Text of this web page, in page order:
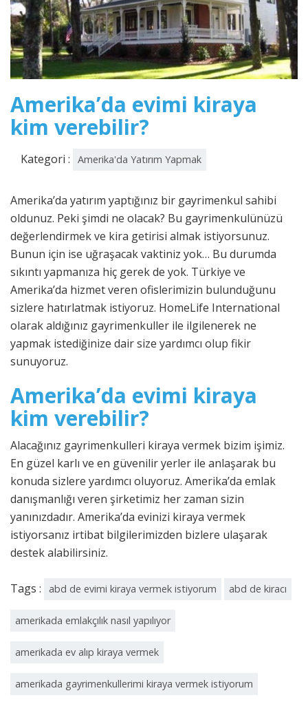
Amerika’da evimi kiraya
kim verebilir?
Kategori : Amerika'da Yatırım Yapmak
Amerika’da yatırım yaptığınız bir gayrimenkul sahibi
oldunuz. Peki şimdi ne olacak? Bu gayrimenkulünüzü
değerlendirmek ve kira getirisi almak istiyorsunuz.
Bunun için ise uğraşacak vaktiniz yok… Bu durumda
sıkıntı yapmanıza hiç gerek de yok. Türkiye ve
Amerika’da hizmet veren ofislerimizin bulunduğunu
sizlere hatırlatmak istiyoruz. HomeLife International
olarak aldığınız gayrimenkuller ile ilgilenerek ne
yapmak istediğinize dair size yardımcı olup fikir
sunuyoruz.
Amerika’da evimi kiraya
kim verebilir?
Alacağınız gayrimenkulleri kiraya vermek bizim işimiz.
En güzel karlı ve en güvenilir yerler ile anlaşarak bu
konuda sizlere yardımcı oluyoruz. Amerika’da emlak
danışmanlığı veren şirketimiz her zaman sizin
yanınızdadır. Amerika’da evinizi kiraya vermek
istiyorsanız irtibat bilgilerimizden bizlere ulaşarak
destek alabilirsiniz.
Tags : abd de evimi kiraya vermek istiyorum abd de kiracı
amerikada emlakçılık nasıl yapılıyor
amerikada ev alıp kiraya vermek
amerikada gayrimenkullerimi kiraya vermek istiyorum